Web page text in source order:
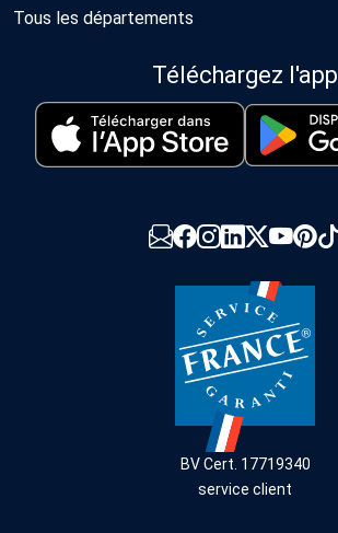
Tous les départements
Téléchargez l'app
BV Cert. 17719340
service client